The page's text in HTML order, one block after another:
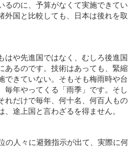
るのに、予算がなくて実施できてい
外国と比較しても、日本は後れを取
や先進国ではなく、むしろ後進国
あるのです。技術はあっても、緊縮
できていない。そもそも梅雨時や台
毎年やってくる「雨季」です。そし
れだけで毎年、何十名、何百人もの
途上国と言わざるを得ません。
の人々に避難指示が出て、実際に何